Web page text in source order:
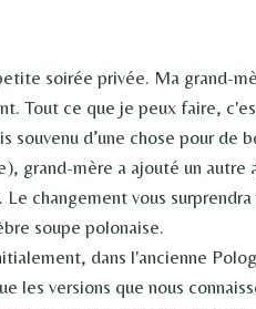
soirée privée. Ma grand-
Tout ce que je peux faire,
d’une chose pour de
grand-mère a ajouté un autre
changement vous
soupe polonaise.
dans l'ancienne
les versions que nous